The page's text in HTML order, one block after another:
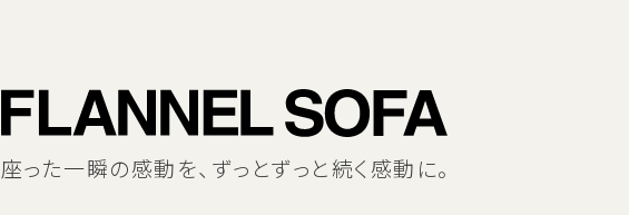
座った一瞬の感動を、 ずっとずっと続く感動に。